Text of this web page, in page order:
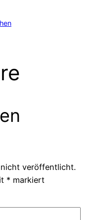
veröffentlicht.
* markiert